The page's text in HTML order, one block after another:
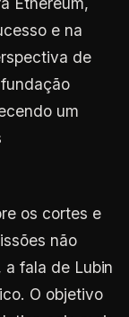
e na
de
um
os cortes e
não
fala de Lubin
O objetivo